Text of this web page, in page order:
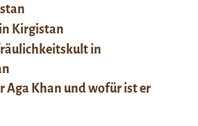
Kirgistan
in
Aga Khan und wofür ist er